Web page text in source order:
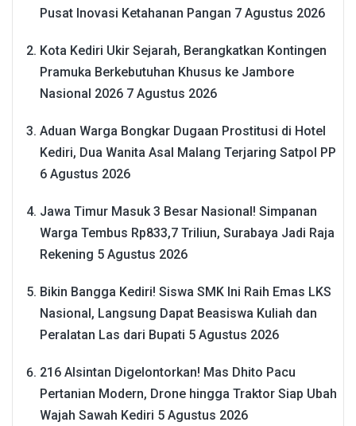
Pusat Inovasi Ketahanan Pangan 7 Agustus 2026
Kota Kediri Ukir Sejarah, Berangkatkan Kontingen
Pramuka Berkebutuhan Khusus ke Jambore
Nasional 2026 7 Agustus 2026
Aduan Warga Bongkar Dugaan Prostitusi di Hotel
Kediri, Dua Wanita Asal Malang Terjaring Satpol PP
6 Agustus 2026
Jawa Timur Masuk 3 Besar Nasional! Simpanan
Warga Tembus Rp833,7 Triliun, Surabaya Jadi Raja
Rekening 5 Agustus 2026
Bikin Bangga Kediri! Siswa SMK Ini Raih Emas LKS
Nasional, Langsung Dapat Beasiswa Kuliah dan
Peralatan Las dari Bupati 5 Agustus 2026
216 Alsintan Digelontorkan! Mas Dhito Pacu
Pertanian Modern, Drone hingga Traktor Siap Ubah
Wajah Sawah Kediri 5 Agustus 2026